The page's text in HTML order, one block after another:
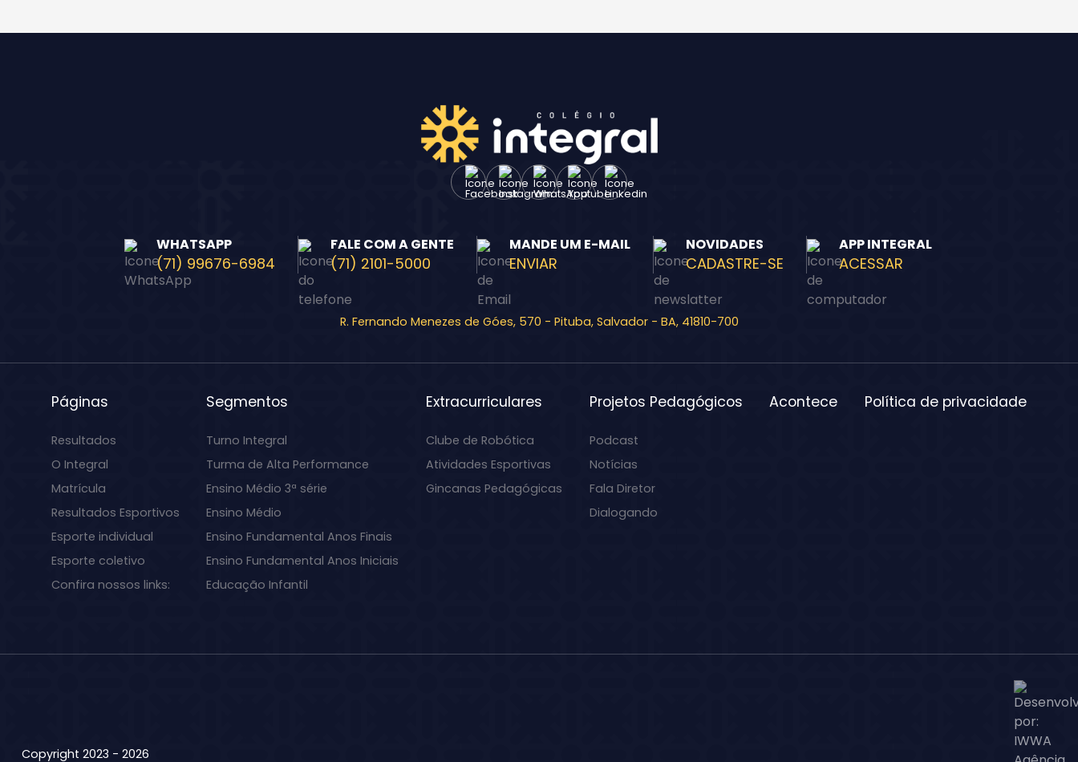
WHATSAPP
(71) 99676-6984
FALE COM A GENTE
(71) 2101-5000
MANDE UM E-MAIL
ENVIAR
NOVIDADES
CADASTRE-SE
APP INTEGRAL
ACESSAR
R. Fernando Menezes de Góes, 570 - Pituba, Salvador - BA, 41810-700
Páginas
Resultados
O Integral
Matrícula
Resultados Esportivos
Esporte individual
Esporte coletivo
Confira nossos links:
Segmentos
Turno Integral
Turma de Alta Performance
Ensino Médio 3ª série
Ensino Médio
Ensino Fundamental Anos Finais
Ensino Fundamental Anos Iniciais
Educação Infantil
Extracurriculares
Clube de Robótica
Atividades Esportivas
Gincanas Pedagógicas
Projetos Pedagógicos
Podcast
Notícias
Fala Diretor
Dialogando
Acontece Política de privacidade
Copyright 2023 - 2026